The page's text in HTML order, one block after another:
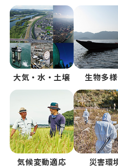
大気・水・土壌 生物多
気候変動適応 災害環